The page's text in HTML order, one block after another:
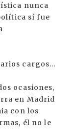
nunca
sí fue
cargos...
ocasiones,
en Madrid
con los
él no le